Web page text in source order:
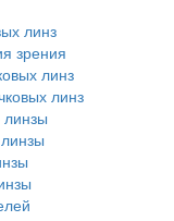
линз
зрения
линз
линз